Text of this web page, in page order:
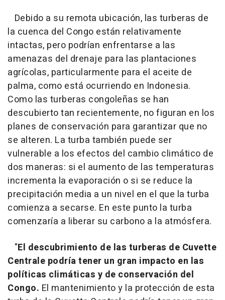
Debido a su remota ubicación, las turberas de
la cuenca del Congo están relativamente
intactas, pero podrían enfrentarse a las
amenazas del drenaje para las plantaciones
agrícolas, particularmente para el aceite de
palma, como está ocurriendo en Indonesia.
Como las turberas congoleñas se han
descubierto tan recientemente, no figuran en los
planes de conservación para garantizar que no
se alteren. La turba también puede ser
vulnerable a los efectos del cambio climático de
dos maneras: si el aumento de las temperaturas
incrementa la evaporación o si se reduce la
precipitación media a un nivel en el que la turba
comienza a secarse. En este punto la turba
comenzaría a liberar su carbono a la atmósfera.
"El descubrimiento de las turberas de Cuvette
Centrale podría tener un gran impacto en las
políticas climáticas y de conservación del
Congo. El mantenimiento y la protección de esta